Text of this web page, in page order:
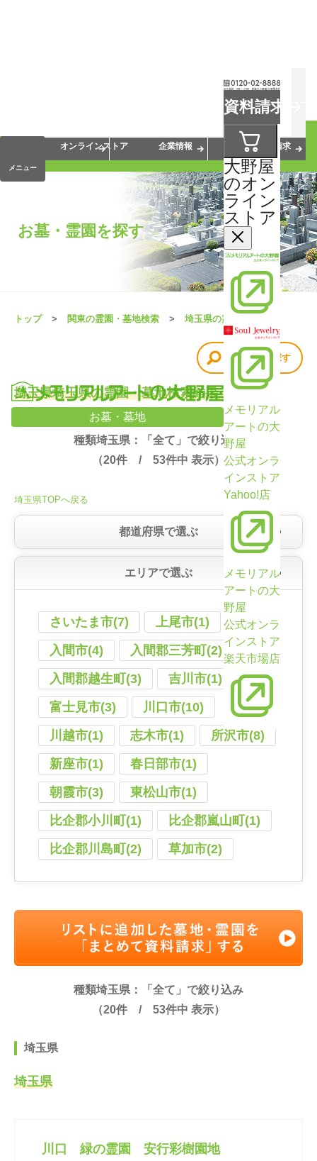
お墓・墓地
資料請求
大野屋
のオン
ライン
ストア
メモリアル
アートの大
野屋
公式オンラ
インストア
Yahoo!店
メモリアル
アートの大
野屋
公式オンラ
インストア
楽天市場店
メニュー
会員サービス
オンラインストア
企業情報 資料請求
お墓・霊園を探す
トップ 関東の霊園・墓地検索 埼玉県の霊園・墓地
埼玉県埼玉県の霊園・墓地検索結果（53件）
他の条件で探す
種類埼玉県：「全て」で絞り込み
（20件 / 53件中 表示）
埼玉県TOPへ戻る
都道府県で選ぶ
エリアで選ぶ
さいたま市(7)
上尾市(1)
入間市(4)
入間郡三芳町(2)
入間郡越生町(3)
吉川市(1)
富士見市(3)
川口市(10)
川越市(1)
志木市(1)
所沢市(8)
新座市(1)
春日部市(1)
朝霞市(3)
東松山市(1)
比企郡小川町(1)
比企郡嵐山町(1)
比企郡川島町(2)
草加市(2)
種類埼玉県：「全て」で絞り込み
（20件 / 53件中 表示）
埼玉県
埼玉県
川口 緑の霊園 安行彩樹園地